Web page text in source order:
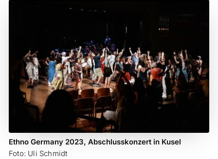
Ethno Germany 2023, Abschlusskonzert in Kusel
Foto: Uli Schmidt